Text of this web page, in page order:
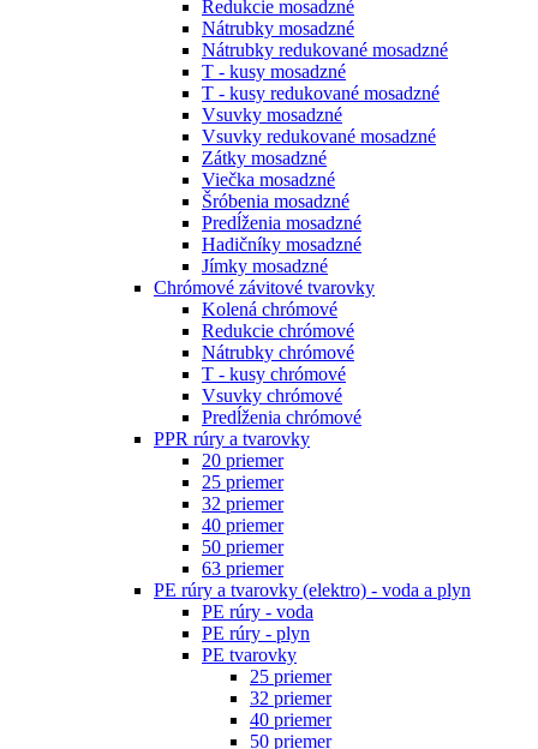
Redukcie mosadzné
Nátrubky mosadzné
Nátrubky redukované mosadzné
T - kusy mosadzné
T - kusy redukované mosadzné
Vsuvky mosadzné
Vsuvky redukované mosadzné
Zátky mosadzné
Viečka mosadzné
Šróbenia mosadzné
Predĺženia mosadzné
Hadičníky mosadzné
Jímky mosadzné
Chrómové závitové tvarovky
Kolená chrómové
Redukcie chrómové
Nátrubky chrómové
T - kusy chrómové
Vsuvky chrómové
Predĺženia chrómové
PPR rúry a tvarovky
20 priemer
25 priemer
32 priemer
40 priemer
50 priemer
63 priemer
PE rúry a tvarovky (elektro) - voda a plyn
PE rúry - voda
PE rúry - plyn
PE tvarovky
25 priemer
32 priemer
40 priemer
50 priemer